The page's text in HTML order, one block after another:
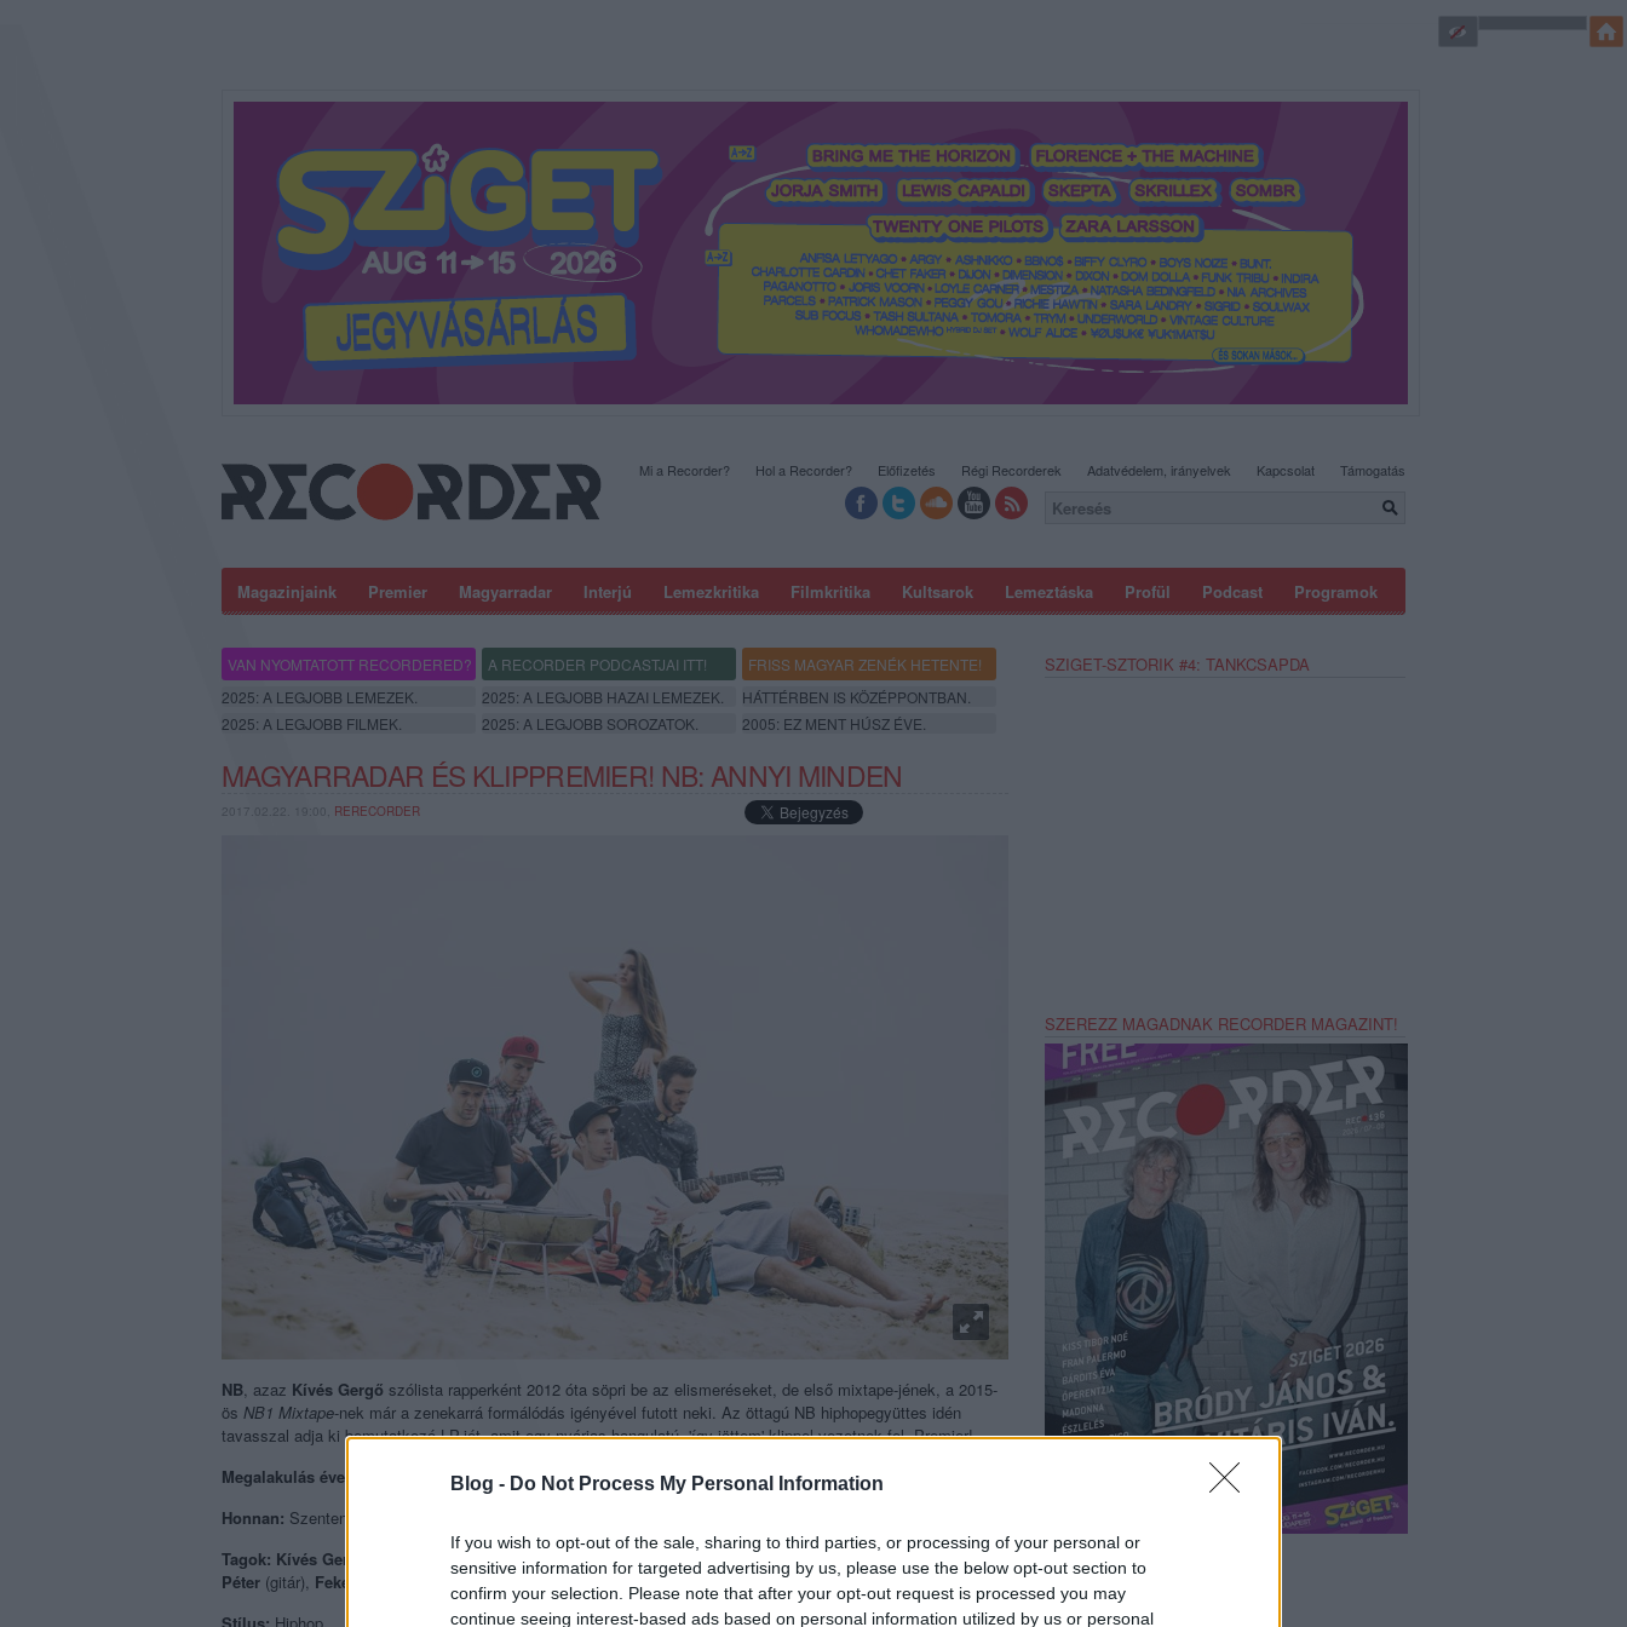
Blog - Do Not Process My Personal Information
If you wish to opt-out of the sale, sharing to third parties, or processing of your personal or
sensitive information for targeted advertising by us, please use the below opt-out section to
confirm your selection. Please note that after your opt-out request is processed you may
continue seeing interest-based ads based on personal information utilized by us or personal
Magazinjaink Premier Magyarradar Interjú Lemezkritika Filmkritika Kultsarok Lemeztáska Profül Podcast Programok
Mi a Recorder? Hol a Recorder? Előfizetés Régi Recorderek Adatvédelem, irányelvek Kapcsolat Támogatás
VAN NYOMTATOTT RECORDERED? A RECORDER PODCASTJAI ITT!
FRISS MAGYAR ZENÉK HETENTE!
2025: A LEGJOBB LEMEZEK.
2025: A LEGJOBB HAZAI LEMEZEK.
HÁTTÉRBEN IS KÖZÉPPONTBAN.
2025: A LEGJOBB FILMEK.
2025: A LEGJOBB SOROZATOK. 2005: EZ MENT HÚSZ ÉVE.
MAGYARRADAR ÉS KLIPPREMIER! NB: ANNYI MINDEN
2017.02.22. 19:00, RERECORDER
NB, azaz Kívés Gergő szólista rapperként 2012 óta söpri be az elismeréseket, de első mixtape-jének, a 2015-
ös NB1 Mixtape-nek már a zenekarrá formálódás igényével futott neki. Az öttagú NB hiphopegyüttes idén
tavasszal adja ki bemutatkozó LP-jét, amit egy nyárias hangulatú, 'így jöttem'-klippel vezetnek fel. Premier!
Megalakulás éve:
Honnan: Szentendre.
Tagok: Kívés Gergő (mc, zeneszerző-frontember),Péterffy Lili (ének), Sütő Gábor “Wakacorp” (DJ),
Kiss
Péter (gitár), Fekete János “Jammal”
(dob, beatbox).
SZIGET-SZTORIK #4: TANKCSAPDA
SZEREZZ MAGADNAK RECORDER MAGAZINT!
BELÉPÉS
SÜTI BEÁLLÍTÁSOK MÓDOSÍTÁSA